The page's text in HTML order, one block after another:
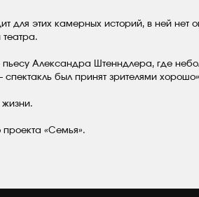
для этих камерных историй, в ней
Александра Штенндлера, где
был принят зрителями
«Семья».